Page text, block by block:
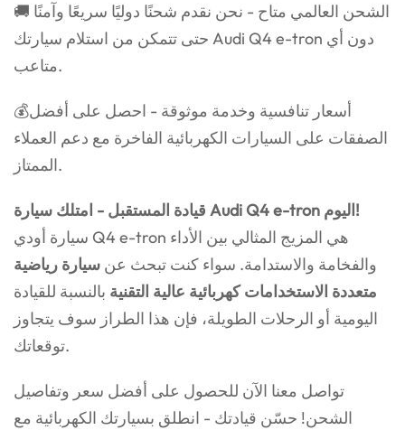
🚚 الشحن العالمي متاح - نحن نقدم شحنًا دوليًا سريعًا وآمنًا
حتى تتمكن من استلام سيارتك Audi Q4 e-tron دون أي
متاعب.
💰أسعار تنافسية وخدمة موثوقة - احصل على أفضل
الصفقات على السيارات الكهربائية الفاخرة مع دعم العملاء
الممتاز.
قيادة المستقبل - امتلك سيارة Audi Q4 e-tron اليوم!
سيارة أودي Q4 e-tron هي المزيج المثالي بين الأداء
والفخامة والاستدامة. سواء كنت تبحث عن سيارة رياضية
متعددة الاستخدامات كهربائية عالية التقنية بالنسبة للقيادة
اليومية أو الرحلات الطويلة، فإن هذا الطراز سوف يتجاوز
توقعاتك.
تواصل معنا الآن للحصول على أفضل سعر وتفاصيل
الشحن! حسّن قيادتك - انطلق بسيارتك الكهربائية مع